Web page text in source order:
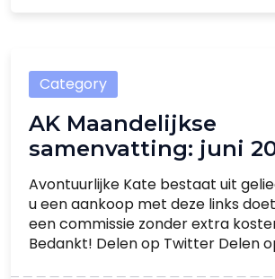
Category
AK Maandelijkse
samenvatting: juni
Avontuurlijke Kate bestaat uit
u een aankoop met deze links
een commissie zonder extra
Bedankt! Delen op Twitter Delen